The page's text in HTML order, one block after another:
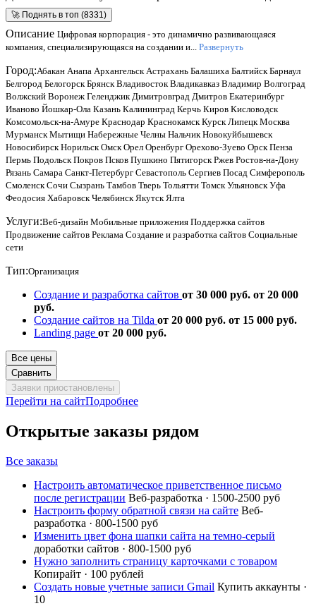
🚀 Поднять в топ (8331)
Описание Цифровая корпорация - это динамично развивающаяся
компания, специализирующаяся на создании и...
Развернуть
Город:Абакан Анапа Архангельск Астрахань Балашиха Балтийск Барнаул
Белгород Белогорск Брянск Владивосток Владикавказ Владимир Волгоград
Волжский Воронеж Геленджик Димитровград Дмитров Екатеринбург
Иваново Йошкар-Ола Казань Калининград Керчь Киров Кисловодск
Комсомольск-на-Амуре Краснодар Краснокамск Курск Липецк Москва
Мурманск Мытищи Набережные Челны Нальчик Новокуйбышевск
Новосибирск Норильск Омск Орел Оренбург Орехово-Зуево Орск Пенза
Пермь Подольск Покров Псков Пушкино Пятигорск Ржев Ростов-на-Дону
Рязань Самара Санкт-Петербург Севастополь Сергиев Посад Симферополь
Смоленск Сочи Сызрань Тамбов Тверь Тольятти Томск Ульяновск Уфа
Феодосия Хабаровск Челябинск Якутск Ялта
Услуги:Веб-дизайн Мобильные приложения Поддержка сайтов
Продвижение сайтов Реклама Создание и разработка сайтов Социальные
сети
Тип:Организация
Создание и разработка сайтов от 30 000 руб. от 20 000
руб.
Создание сайтов на Tilda от 20 000 руб. от 15 000 руб.
Landing page от 20 000 руб.
Все цены
Сравнить
Заявки приостановлены
Перейти на сайтПодробнее
Открытые заказы рядом
Все заказы
Настроить автоматическое приветственное письмо
после регистрации Веб-разработка · 1500-2500 руб
Настроить форму обратной связи на сайте Веб-
разработка · 800-1500 руб
Изменить цвет фона шапки сайта на темно-серый
доработки сайтов · 800-1500 руб
Нужно заполнить страницу карточками с товаром
Копирайт · 100 рублей
Создать новые учетные записи Gmail Купить аккаунты ·
10